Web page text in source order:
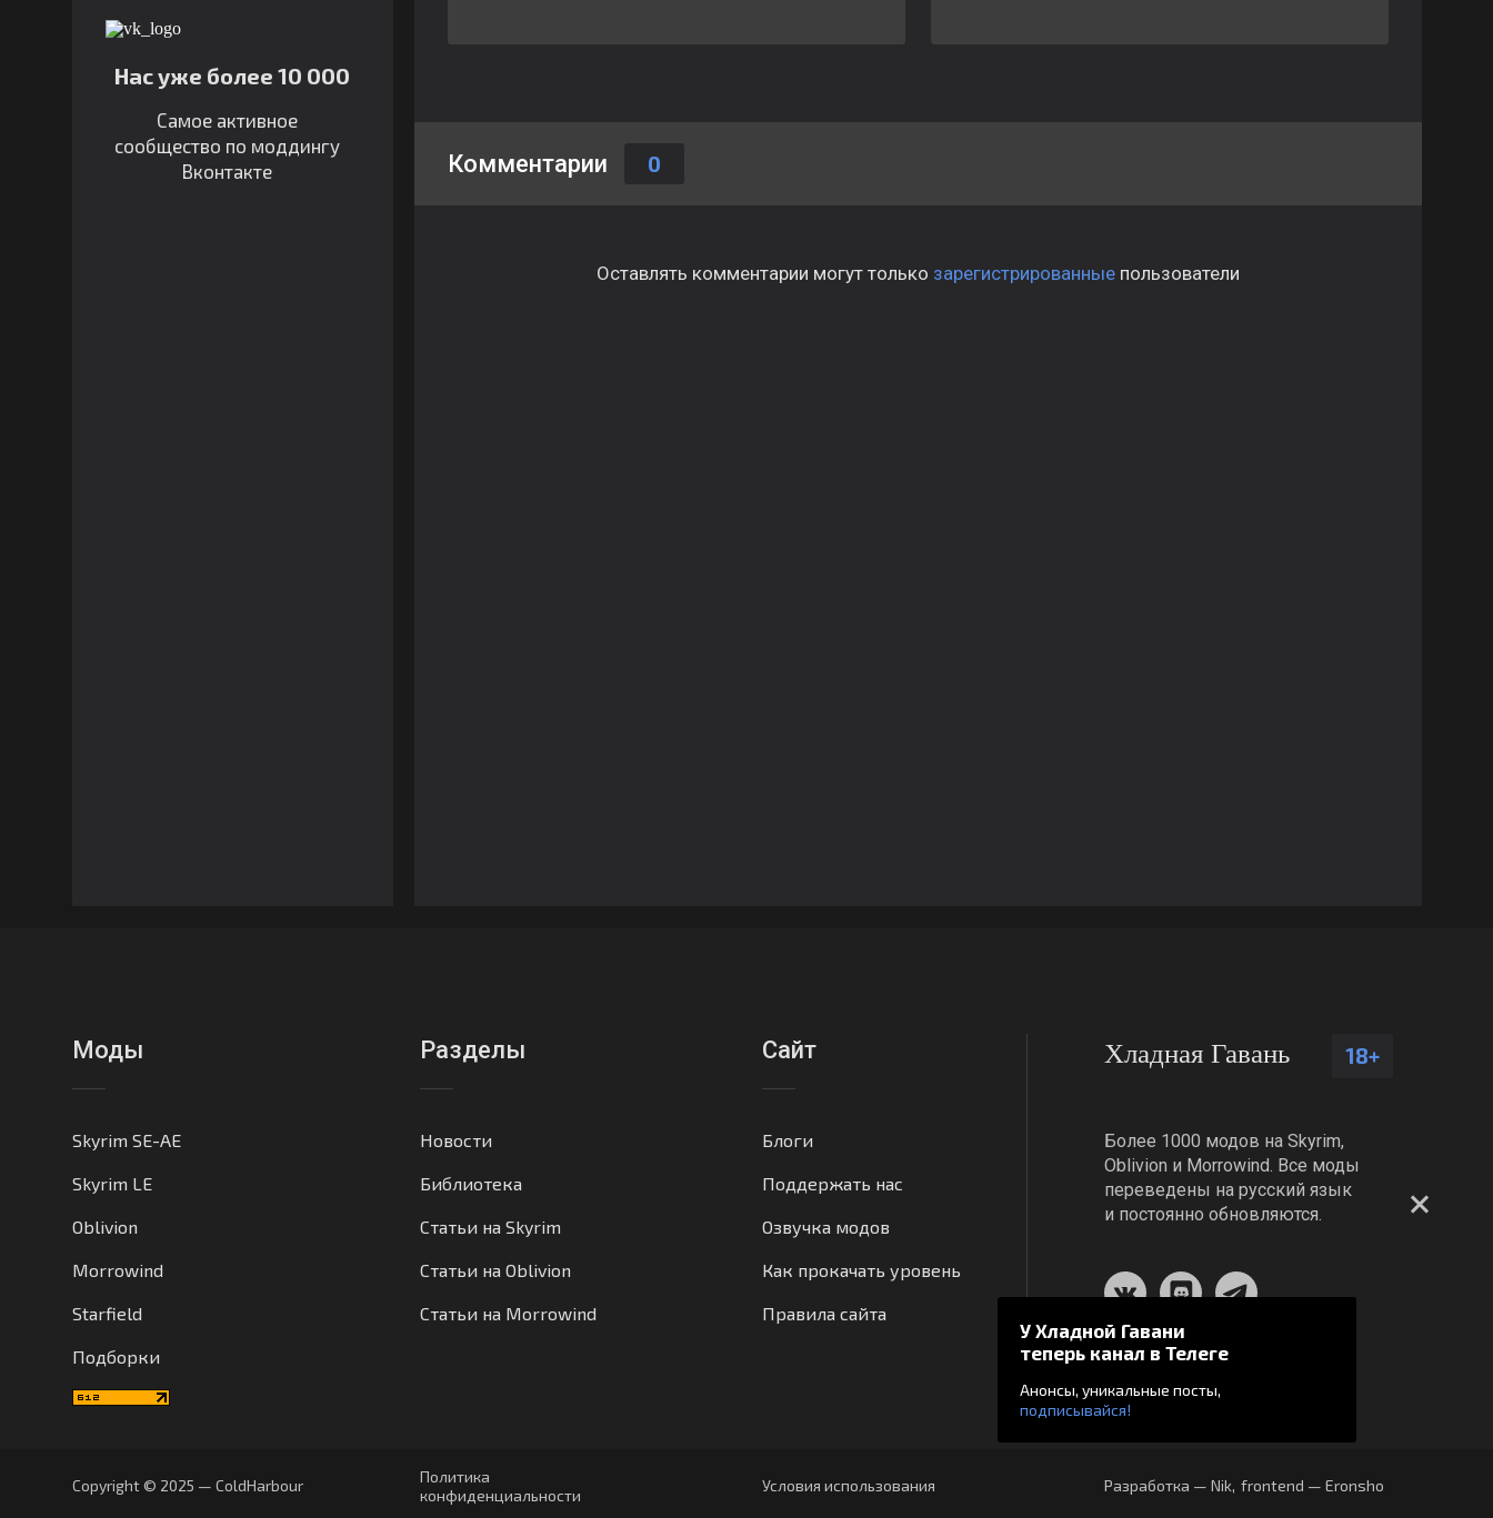
Нас уже более 10 000
Самое активное
сообщество по моддингу
Вконтакте
Комментарии 0
Оставлять комментарии могут только зарегистрированныепользователи
У Хладной Гавани
теперь канал в Телеге
Анонсы, уникальные посты,
подписывайся!
Моды
Skyrim SE-AE
Skyrim LE
Oblivion
Morrowind
Starfield
Подборки
Разделы
Новости
Библиотека
Статьи на Skyrim
Статьи на Oblivion
Статьи на Morrowind
Сайт
Блоги
Поддержать нас
Озвучка модов
Как прокачать уровень
Правила сайта
Хладная Гавань 18+
Более 1000 модов на Skyrim,
Oblivion и Morrowind. Все моды
переведены на русский язык
и постоянно обновляются.
Copyright © 2025 — ColdHarbour
Политика
конфиденциальности
Условия использования Разработка — Nik, frontend — Eronsho